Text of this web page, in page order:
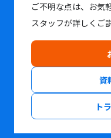
ご不明な点は、お気
スタッフが詳しくご
資
ト